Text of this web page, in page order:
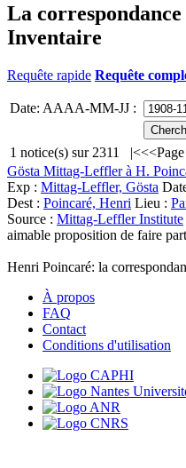
La
Inventaire
Requête rapide Requête
Date: AAAA-MM-JJ :
1 notice(s) sur 2311 |<<<Page
Gösta Mittag-Leffler à H.
Exp : Mittag-Leffler, Gösta
Dest : Poincaré, Henri Lieu :
Source : Mittag-Leffler Institute
aimable proposition de faire
Henri Poincaré: la
À propos
FAQ
Contact
Conditions d'utilisation